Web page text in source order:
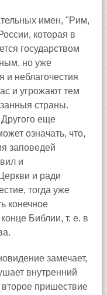
имен, "Рим,
которая в
государством
но уже
и неблагочестия
и угрожают тем
страны.
еще
означать, что,
заповедей
и
и ради
тогда уже
конечное
Библии, т. е. в
замечает,
внутренний
пришествие